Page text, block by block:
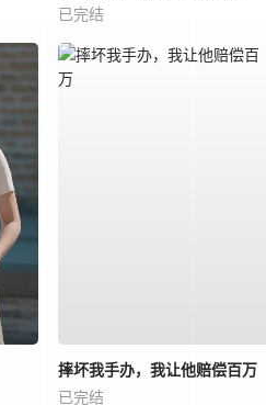
已完结
摔坏我手办，我让他赔偿百万
已完结